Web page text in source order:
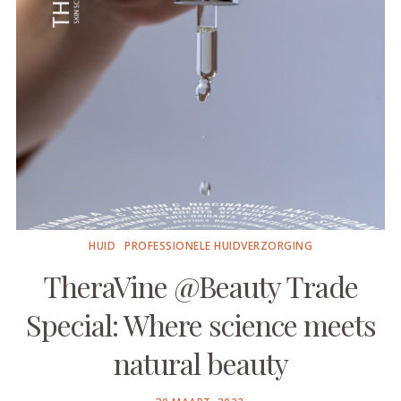
HUID PROFESSIONELE HUIDVERZORGING
TheraVine @Beauty Trade
Special: Where science meets
natural beauty